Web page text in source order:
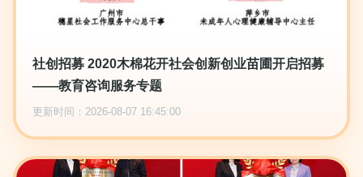
社创招募 2020木棉花开社会创新创业苗圃开启招募
——教育咨询服务专题
更新时间：2026-08-07 16:45:00